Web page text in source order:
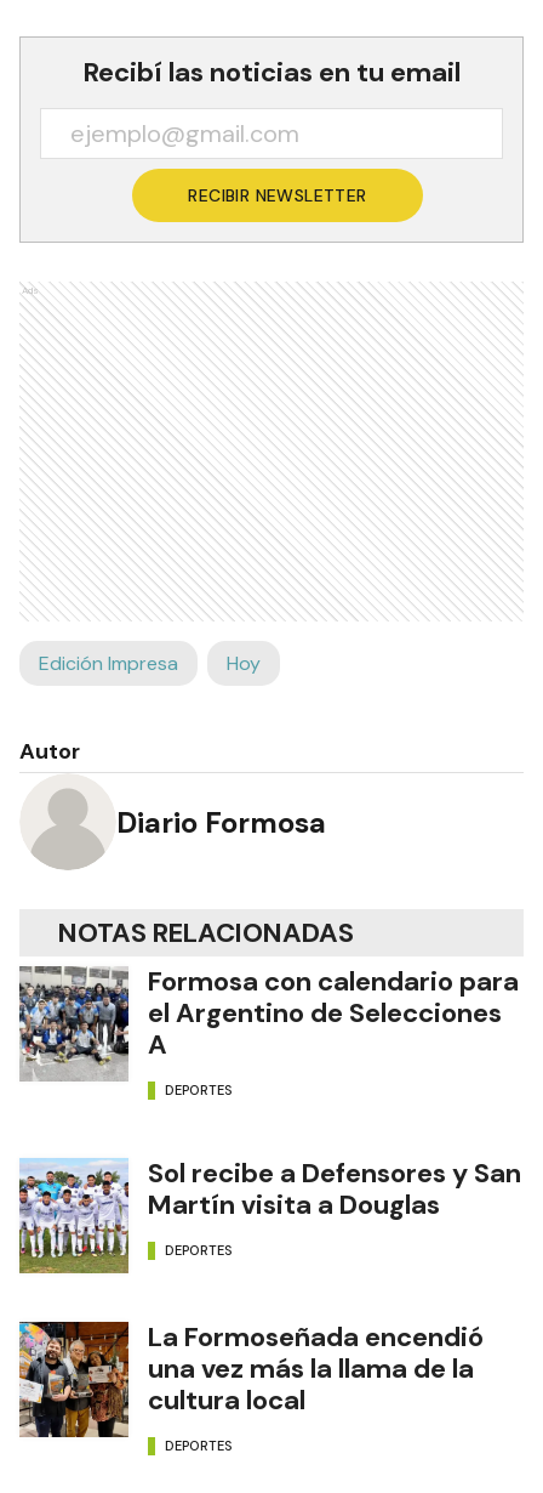
Recibí las noticias en tu email
RECIBIR NEWSLETTER
Ads
Edición Impresa Hoy
Autor
Diario Formosa
NOTAS RELACIONADAS
Formosa con calendario para
el Argentino de Selecciones
A
DEPORTES
Sol recibe a Defensores y San
Martín visita a Douglas
DEPORTES
La Formoseñada encendió
una vez más la llama de la
cultura local
DEPORTES